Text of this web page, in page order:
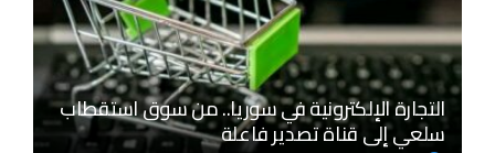
التجارة الإلكترونية في سوريا.. من سوق استقطاب
سلعي إلى قناة تصدير فاعلة